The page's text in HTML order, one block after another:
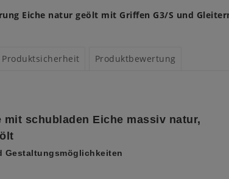
Eiche natur geölt mit Griffen G3/S und
Produktsicherheit Produktbewertung
mit schubladen Eiche massiv natur,
Gestaltungsmöglichkeiten